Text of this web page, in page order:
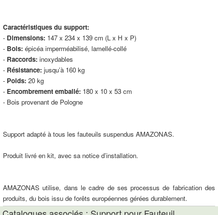
Caractéristiques du support:
- Dimensions: 147 x 234 x 139 cm (L x H x P)
- Bois: épicéa imperméabilisé, lamellé-collé
- Raccords: inoxydables
- Résistance: jusqu’à 160 kg
- Poids: 20 kg
- Encombrement emballé: 180 x 10 x 53 cm
- Bois provenant de Pologne
Support adapté à tous les fauteuils suspendus AMAZONAS.
Produit livré en kit, avec sa notice d’installation.
AMAZONAS utilise, dans le cadre de ses processus de fabrication des
produits, du bois issu de forêts européennes gérées durablement.